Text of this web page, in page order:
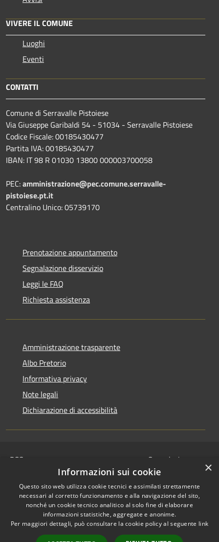
VIVERE IL COMUNE
Luoghi
Eventi
CONTATTI
Comune di Serravalle Pistoiese
Via Giuseppe Garibaldi 54 - 51034 - Serravalle Pistoiese
Codice Fiscale: 00185430477
Partita IVA: 00185430477
IBAN: IT 98 R 01030 13800 000003700058
PEC:amministrazione@pec.comune.serravalle-
pistoiese.pt.it
Centralino Unico: 05739170
Prenotazione appuntamento
Segnalazione disservizio
Leggi le FAQ
Richiesta assistenza
Amministrazione trasparente
Albo Pretorio
Informativa privacy
Note legali
Dichiarazione di accessibilità
RSS
Privacy
Cookie
Mappa del sito
Segnalazione
disservizio
Whistleblowing
Dichiarazione di
accessibilità
© 2024 • Comune di
Serravalle Pistoiese •
×
Informazioni sui cookie
Questo sito web utilizza cookie tecnici e assimilati strettamente
necessari al corretto funzionamento e alla navigazione del sito,
nonché un cookie tecnico analitico al solo fine di elaborare
informazioni statistiche, aggregate e anonime.
Per maggiori dettagli, può consultare la cookie policy al seguente link